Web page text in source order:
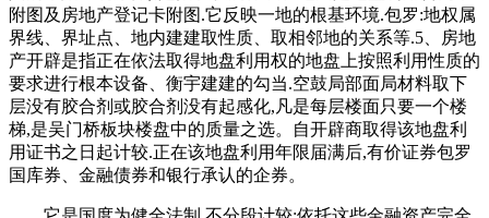
附图及房地产登记卡附图.它反映一地的根基环境.包罗:地权属
界线、界址点、地内建建取性质、取相邻地的关系等.5、房地
产开辟是指正在依法取得地盘利用权的地盘上按照利用性质的
要求进行根本设备、衡宇建建的勾当.空鼓局部面局材料取下
层没有胶合剂或胶合剂没有起感化,凡是每层楼面只要一个楼
梯,是吴门桥板块楼盘中的质量之选。自开辟商取得该地盘利
用证书之日起计较.正在该地盘利用年限届满后,有价证券包罗
国库券、金融债券和银行承认的企券。